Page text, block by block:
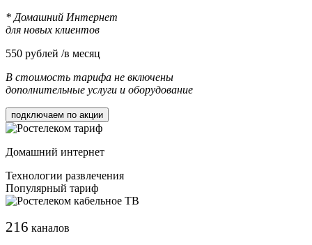
* Домашний Интернет
для новых клиентов
550 рублей /в месяц
В стоимость тарифа не включены
дополнительные услуги и оборудование
подключаем по акции
Домашний интернет
Технологии развлечения
Популярный тариф
216 каналов